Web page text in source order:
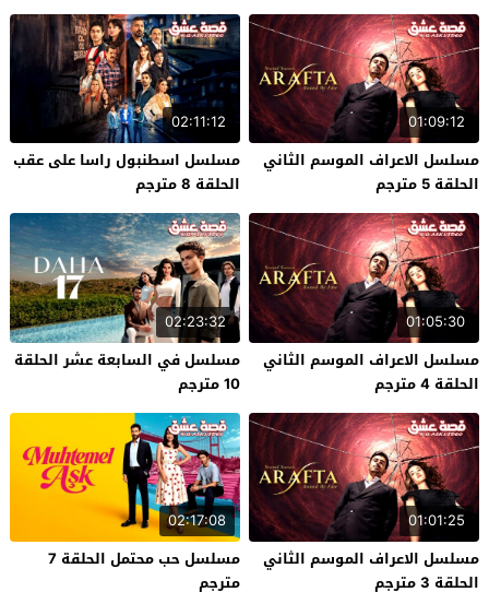
01:09:12
مسلسل الاعراف الموسم الثاني
الحلقة 5 مترجم
02:11:12
مسلسل اسطنبول راسا على عقب
الحلقة 8 مترجم
01:05:30
مسلسل الاعراف الموسم الثاني
الحلقة 4 مترجم
02:23:32
مسلسل في السابعة عشر الحلقة
10 مترجم
01:01:25
مسلسل الاعراف الموسم الثاني
الحلقة 3 مترجم
02:17:08
مسلسل حب محتمل الحلقة 7
مترجم